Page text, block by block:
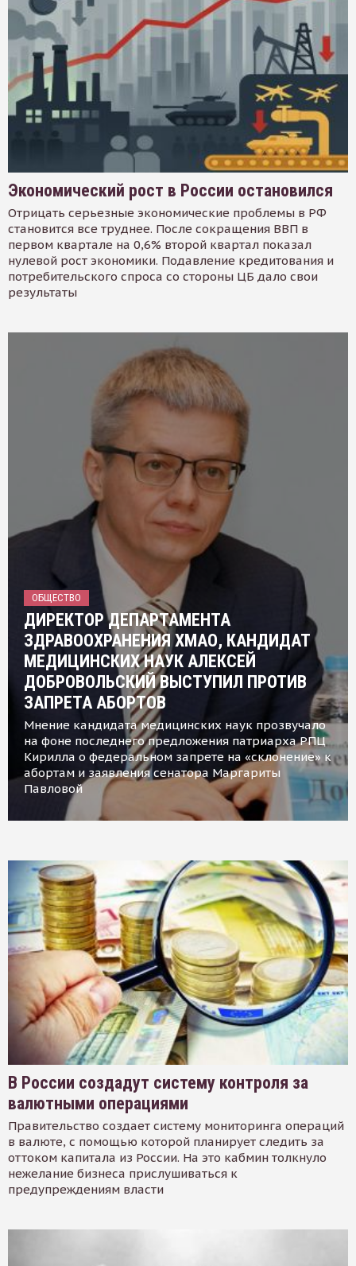
Экономический рост в России остановился
Отрицать серьезные экономические проблемы в РФ
становится все труднее. После сокращения ВВП в
первом квартале на 0,6% второй квартал показал
нулевой рост экономики. Подавление кредитования и
потребительского спроса со стороны ЦБ дало свои
результаты
ОБЩЕСТВО
ДИРЕКТОР ДЕПАРТАМЕНТА
ЗДРАВООХРАНЕНИЯ ХМАО, КАНДИДАТ
МЕДИЦИНСКИХ НАУК АЛЕКСЕЙ
ДОБРОВОЛЬСКИЙ ВЫСТУПИЛ ПРОТИВ
ЗАПРЕТА АБОРТОВ
Мнение кандидата медицинских наук прозвучало
на фоне последнего предложения патриарха РПЦ
Кирилла о федеральном запрете на «склонение» к
абортам и заявления сенатора Маргариты
Павловой
В России создадут систему контроля за
валютными операциями
Правительство создает систему мониторинга операций
в валюте, с помощью которой планирует следить за
оттоком капитала из России. На это кабмин толкнуло
нежелание бизнеса прислушиваться к
предупреждениям власти